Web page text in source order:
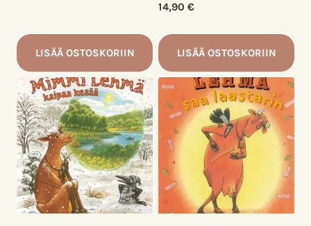
LISÄÄ OSTOSKORIIN
14,90 €
LISÄÄ OSTOSKORIIN